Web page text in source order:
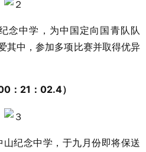
中学，为中国定向国青队队
其中，参加多项比赛并取得优异
：21：02.4）
纪念中学，于九月份即将保送